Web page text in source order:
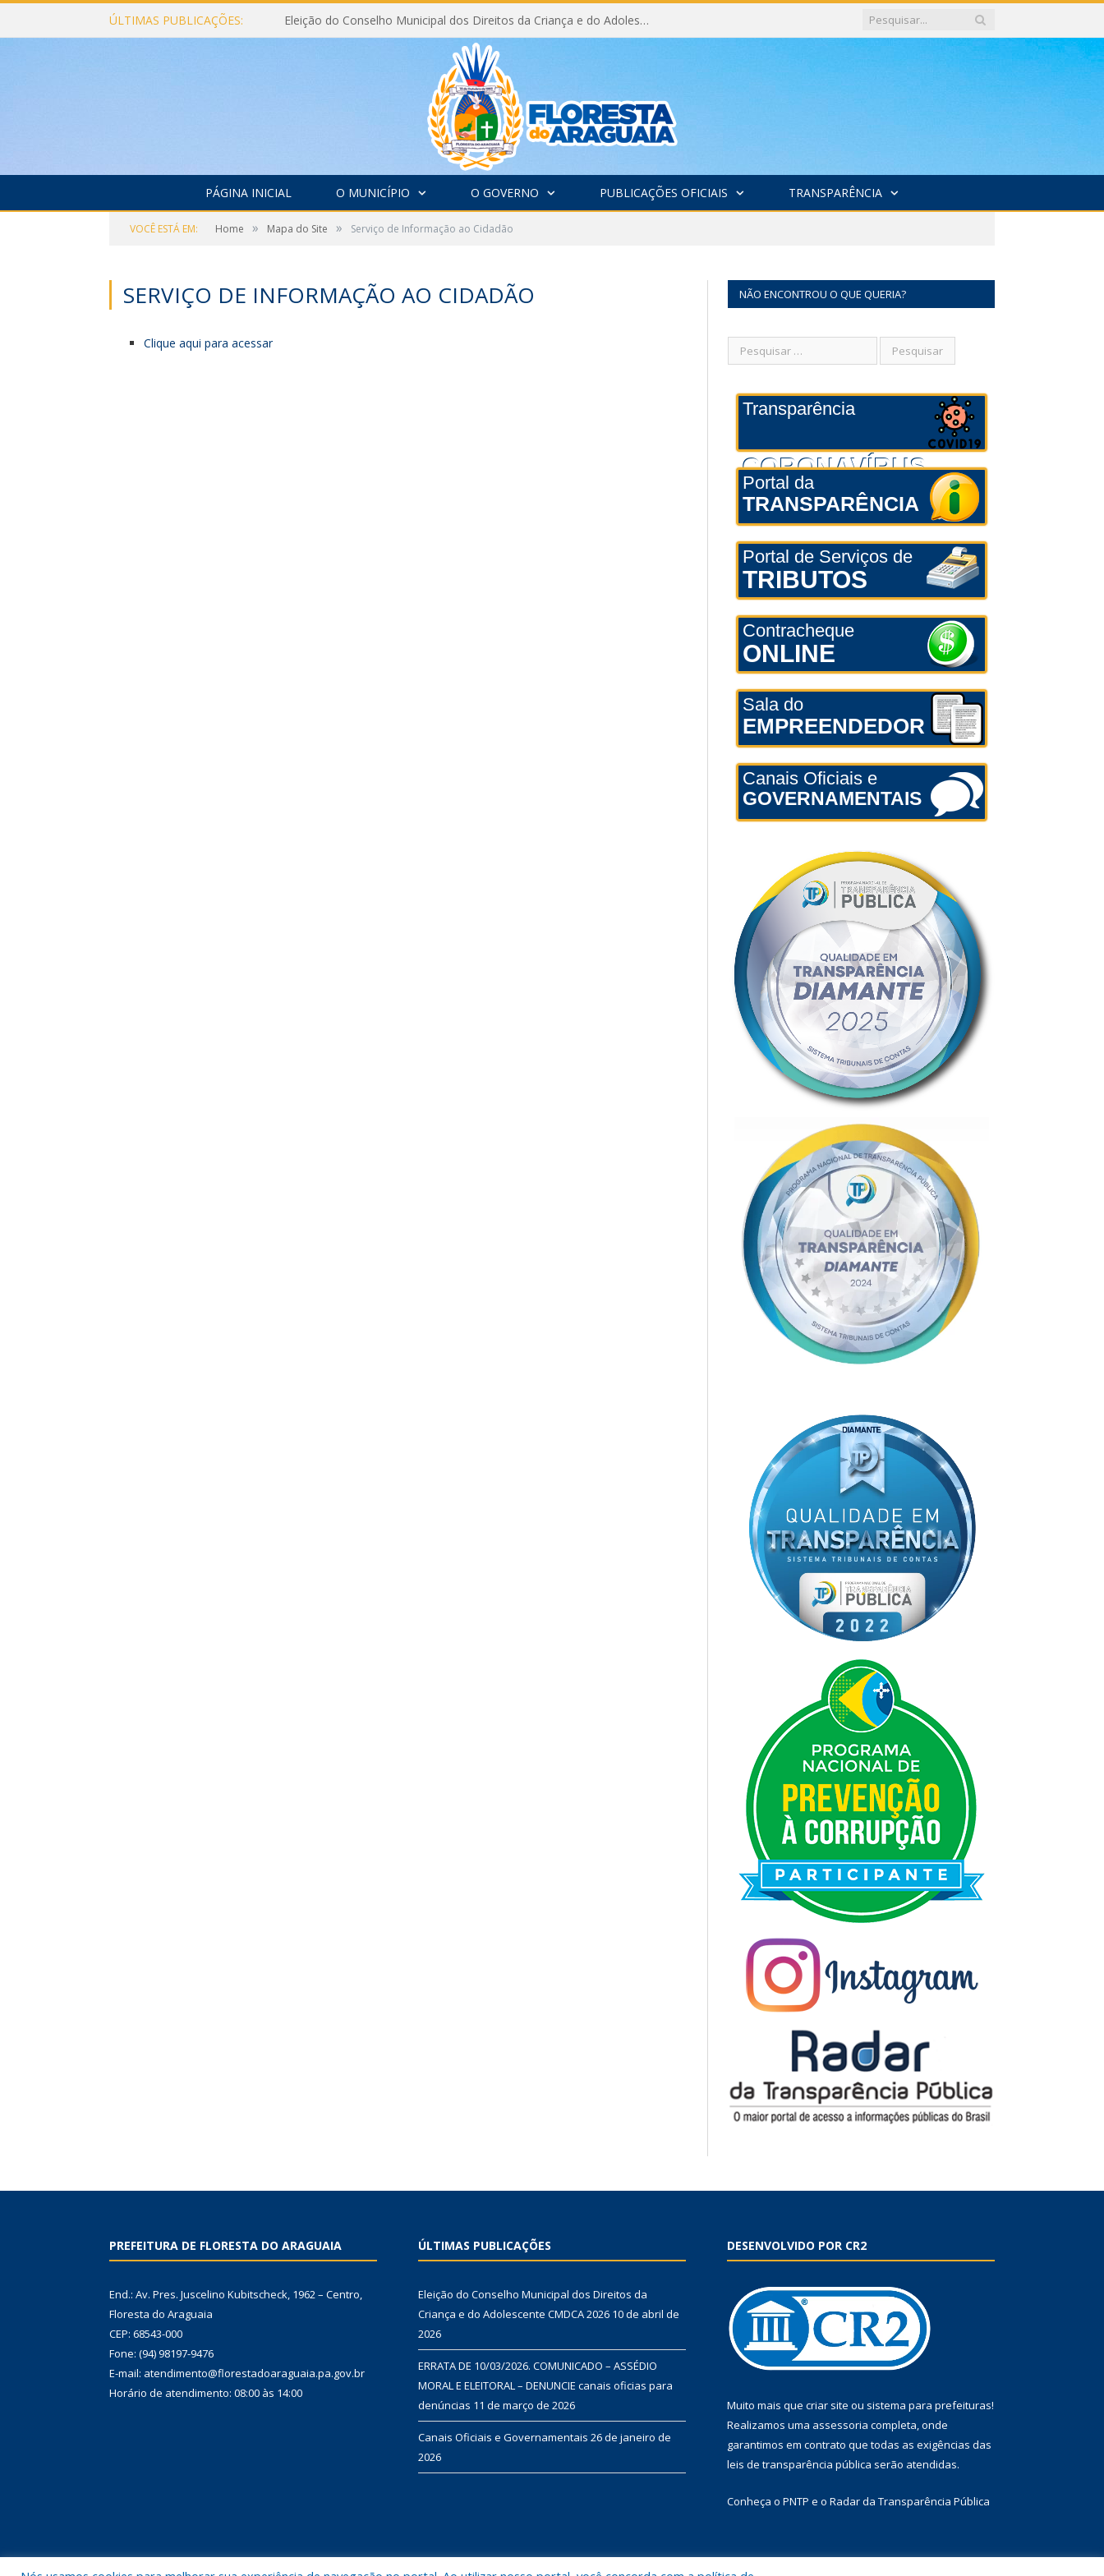
ÚLTIMAS PUBLICAÇÕES: Eleição do Conselho Municipal dos Direitos da Criança e do Adolescente CMDCA 2026
PÁGINA INICIAL O MUNICÍPIO O GOVERNO PUBLICAÇÕES OFICIAIS TRANSPARÊNCIA
VOCÊ ESTÁ EM: Home » Mapa do Site » Serviço de Informação ao Cidadão
SERVIÇO DE INFORMAÇÃO AO CIDADÃO
Clique aqui para acessar
NÃO ENCONTROU O QUE QUERIA?
Transparência
CORONAVÍRUS
Portal da
TRANSPARÊNCIA
Portal de Serviços de
TRIBUTOS
Contracheque
ONLINE
Sala do
EMPREENDEDOR
Canais Oficiais e
GOVERNAMENTAIS
PREFEITURA DE FLORESTA DO ARAGUAIA
End.: Av. Pres. Juscelino Kubitscheck, 1962 – Centro,
Floresta do Araguaia
CEP: 68543-000
Fone: (94) 98197-9476
E-mail: atendimento@florestadoaraguaia.pa.gov.br
Horário de atendimento: 08:00 às 14:00
ÚLTIMAS PUBLICAÇÕES
Eleição do Conselho Municipal dos Direitos da
Criança e do Adolescente CMDCA 2026 10 de abril de
2026
ERRATA DE 10/03/2026. COMUNICADO – ASSÉDIO
MORAL E ELEITORAL – DENUNCIE canais oficias para
denúncias 11 de março de 2026
Canais Oficiais e Governamentais 26 de janeiro de
2026
DESENVOLVIDO POR CR2
Muito mais que criar site ou sistema para prefeituras!
Realizamos uma assessoria completa, onde
garantimos em contrato que todas as exigências das
leis de transparência pública serão atendidas.
Conheça o PNTP e o Radar da Transparência Pública